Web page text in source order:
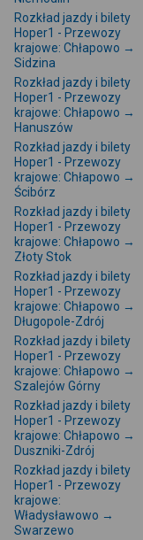
Rozkład jazdy i bilety
Hoper1 - Przewozy
krajowe: Chłapowo →
Sidzina
Rozkład jazdy i bilety
Hoper1 - Przewozy
krajowe: Chłapowo →
Hanuszów
Rozkład jazdy i bilety
Hoper1 - Przewozy
krajowe: Chłapowo →
Ścibórz
Rozkład jazdy i bilety
Hoper1 - Przewozy
krajowe: Chłapowo →
Złoty Stok
Rozkład jazdy i bilety
Hoper1 - Przewozy
krajowe: Chłapowo →
Długopole-Zdrój
Rozkład jazdy i bilety
Hoper1 - Przewozy
krajowe: Chłapowo →
Szalejów Górny
Rozkład jazdy i bilety
Hoper1 - Przewozy
krajowe: Chłapowo →
Duszniki-Zdrój
Rozkład jazdy i bilety
Hoper1 - Przewozy
krajowe:
Władysławowo →
Swarzewo